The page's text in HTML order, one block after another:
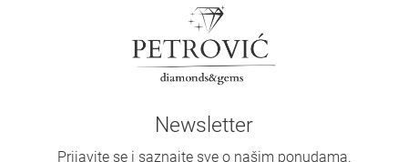
Newsletter
Prijavite se i saznajte sve o našim ponudama.